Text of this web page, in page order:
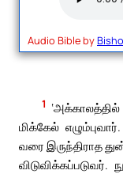
Audio Bible by
1
மிக்கேல்
வரை இருந்திராத